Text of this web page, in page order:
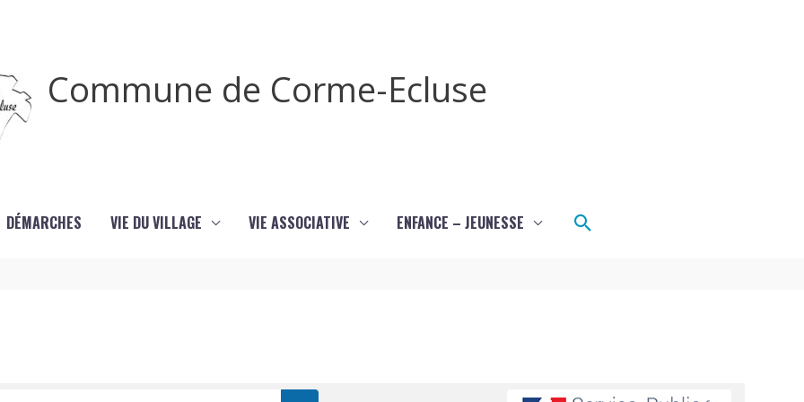
Commune de Corme-Ecluse
DÉMARCHES VIE DU VILLAGE VIE ASSOCIATIVE ENFANCE – JEUNESSE Rechercher